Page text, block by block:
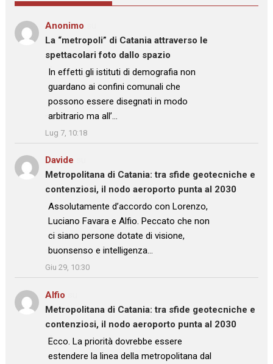
Anonimo
La “metropoli” di Catania attraverso le
spettacolari foto dallo spazio
: “
In effetti gli istituti di demografia non
guardano ai confini comunali che
possono essere disegnati in modo
arbitrario ma all’…
”
Lug 7, 10:18
Davide
Metropolitana di Catania: tra sfide geotecniche e
contenziosi, il nodo aeroporto punta al 2030
: “
Assolutamente d’accordo con Lorenzo,
Luciano Favara e Alfio. Peccato che non
ci siano persone dotate di visione,
buonsenso e intelligenza…
”
Giu 29, 10:30
Alfio
Metropolitana di Catania: tra sfide geotecniche e
contenziosi, il nodo aeroporto punta al 2030
: “
Ecco. La priorità dovrebbe essere
estendere la linea della metropolitana dal